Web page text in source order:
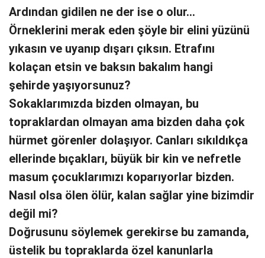
Ardından gidilen ne der ise o olur…
Örneklerini merak eden şöyle bir elini yüzünü
yıkasın ve uyanıp dışarı çıksın. Etrafını
kolaçan etsin ve baksın bakalım hangi
şehirde yaşıyorsunuz?
Sokaklarımızda bizden olmayan, bu
topraklardan olmayan ama bizden daha çok
hürmet görenler dolaşıyor. Canları sıkıldıkça
ellerinde bıçakları, büyük bir kin ve nefretle
masum çocuklarımızı koparıyorlar bizden.
Nasıl olsa ölen ölür, kalan sağlar yine bizimdir
değil mi?
Doğrusunu söylemek gerekirse bu zamanda,
üstelik bu topraklarda özel kanunlarla